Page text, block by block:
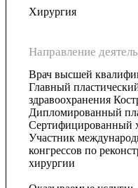
Хирургия
Направление
Врач высшей
Главный
здравоохранения
Дипломированный
Сертифицированный
Участник
конгрессов по
хирургии